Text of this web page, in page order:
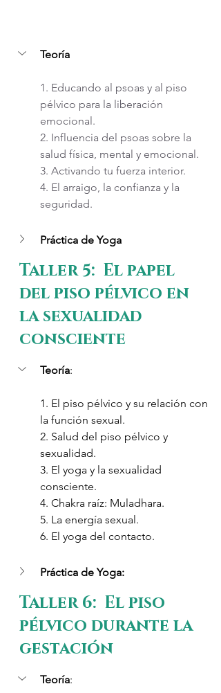
Teoría
1. Educando al psoas y al piso
pélvico para la liberación
emocional.
2. Influencia del psoas sobre la
salud física, mental y emocional.
3. Activando tu fuerza interior.
4. El arraigo, la confianza y la
seguridad.
Práctica de Yoga
Taller 5:  El papel
del piso pélvico en
la sexualidad
consciente
Teoría:
1. El piso pélvico y su relación con
la función sexual.
2. Salud del piso pélvico y
sexualidad.
3. El yoga y la sexualidad
consciente.
4. Chakra raíz: Muladhara.
5. La energía sexual.
6. El yoga del contacto.
Práctica de Yoga:
Taller 6:  El piso
pélvico durante la
gestación
Teoría: